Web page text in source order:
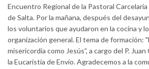
Encuentro Regional de la Pastoral
de Salta. Por la mañana, después del
los voluntarios que ayudaron en la cocina y
organización general. El tema de formación:
misericordia como Jesús”, a cargo del P.
la Eucaristía de Envío. Agradecemos a la